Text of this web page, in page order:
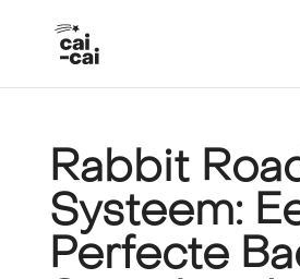
Rabbit
Systeem:
Perfecte